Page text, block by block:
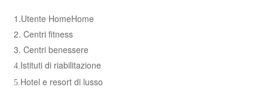
1.Utente HomeHome
2. Centri fitness
3. Centri benessere
4.Istituti di riabilitazione
5.Hotel e resort di lusso